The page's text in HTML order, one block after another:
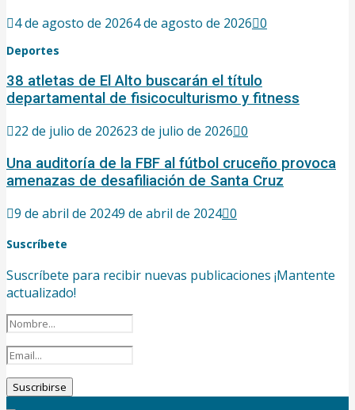
4 de agosto de 20264 de agosto de 2026 0
Deportes
38 atletas de El Alto buscarán el título
departamental de fisicoculturismo y fitness
22 de julio de 202623 de julio de 2026 0
Una auditoría de la FBF al fútbol cruceño provoca
amenazas de desafiliación de Santa Cruz
9 de abril de 20249 de abril de 2024 0
Suscríbete
Suscríbete para recibir nuevas publicaciones ¡Mantente
actualizado!